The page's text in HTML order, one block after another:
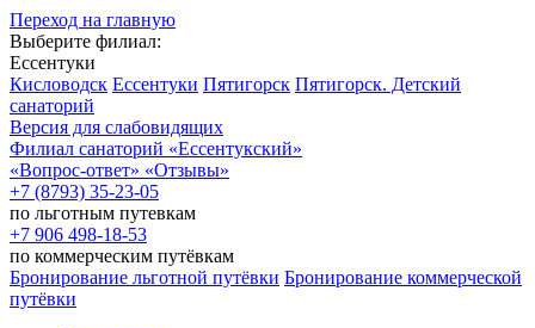
Переход на главную
Выберите филиал:
Ессентуки
Кисловодск Ессентуки Пятигорск Пятигорск. Детский
санаторий
Версия для слабовидящих
Филиал санаторий «Ессентукский»
«Вопрос-ответ» «Отзывы»
+7 (8793) 35-23-05
по льготным путевкам
+7 906 498-18-53
по коммерческим путёвкам
Бронирование льготной путёвки Бронирование коммерческой
путёвки